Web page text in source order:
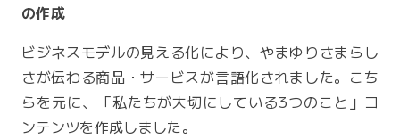
の作成
ビジネスモデルの見える化により、やまゆりさまらし
さが伝わる商品・サービスが言語化されました。こち
らを元に、「私たちが大切にしている3つのこと」コ
ンテンツを作成しました。